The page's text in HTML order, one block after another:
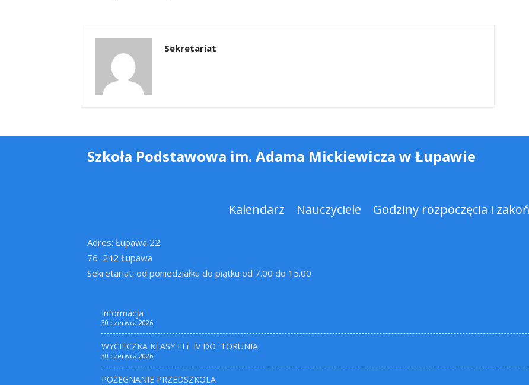
Sekretariat
Szkoła Podstawowa im. Adama Mickiewicza w Łupawie
Kalendarz Nauczyciele Godziny rozpoczęcia i
Adres: Łupawa 22
76–242 Łupawa
Sekretariat: od poniedziałku do piątku od 7.00 do 15.00
Informacja
30 czerwca 2026
WYCIECZKA KLASY III i IV DO TORUNIA
30 czerwca 2026
POŻEGNANIE PRZEDSZKOLA